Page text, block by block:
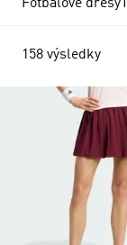
Fotbalové dresy
158 výsledky